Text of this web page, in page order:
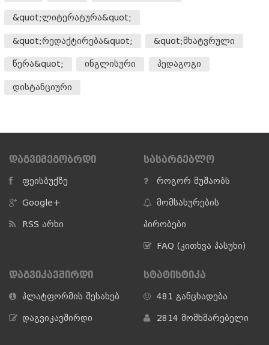
&quot;ლიტერატურა&quot;
&quot;რედაქტირება&quot; &quot;მხატვრული
წერა&quot; ინგლისური პედაგოგი
დისტანციური
ᲓᲐᲒᲕᲘᲛᲔᲒᲝᲑᲠᲓᲘ
ფეისბუქზე
Google+
RSS არხი
ᲡᲐᲡᲐᲠᲒᲔᲑᲚᲝ
როგორ მუშაობს
მომსახურების
პირობები
FAQ (კითხვა პასუხი)
ᲓᲐᲒᲕᲘᲙᲐᲕᲨᲘᲠᲓᲘ
პლატფორმის შესახებ
დაგვიკავშირდი
ᲡᲢᲐᲢᲘᲡᲢᲘᲙᲐ
481 განცხადება
2814 მომხმარებელი